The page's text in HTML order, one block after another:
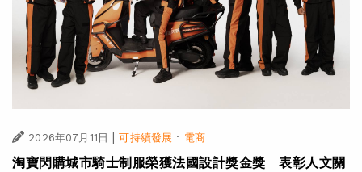
2026年07月11日 可持續發展 · 電商
淘寶閃購城市騎士制服榮獲法國設計獎金獎 表彰人文關